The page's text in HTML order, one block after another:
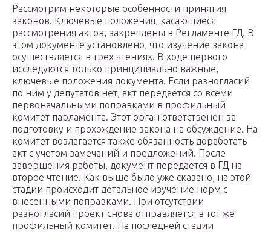
Рассмотрим некоторые особенности принятия
законов. Ключевые положения, касающиеся
рассмотрения актов, закреплены в Регламенте ГД. В
этом документе установлено, что изучение закона
осуществляется в трех чтениях. В ходе первого
исследуются только принципиально важные,
ключевые положения документа. Если разногласий
по ним у депутатов нет, акт передается со всеми
первоначальными поправками в профильный
комитет парламента. Этот орган ответственен за
подготовку и прохождение закона на обсуждение. На
комитет возлагается также обязанность доработать
акт с учетом замечаний и предложений. После
завершения работы, документ передается в ГД на
второе чтение. Как выше было уже сказано, на этой
стадии происходит детальное изучение норм с
внесенными поправками. При отсутствии
разногласий проект снова отправляется в тот же
профильный комитет. На последней стадии